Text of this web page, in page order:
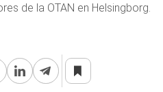
de la OTAN en Helsingborg.